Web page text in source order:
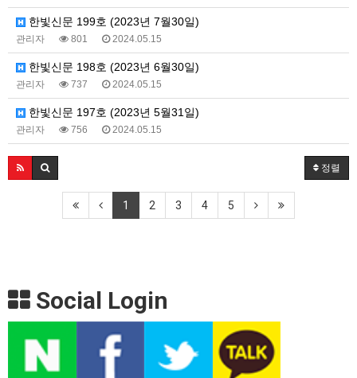
한빛신문 199호 (2023년 7월30일)
관리자 801 2024.05.15
한빛신문 198호 (2023년 6월30일)
관리자 737 2024.05.15
한빛신문 197호 (2023년 5월31일)
관리자 756 2024.05.15
정렬
1 2 3 4 5
Social Login